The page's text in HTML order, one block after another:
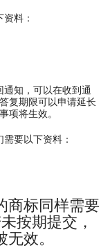
料：
知，可以在收到通
复期限可以申请延长
项将生效。
要以下资料：
商标同样需要
按期提交，
效。